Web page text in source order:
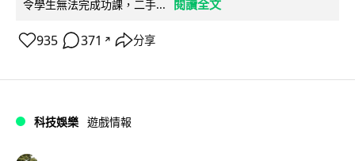
令學生無法完成功課，二手...
閱讀全文
935 371 ↗ 分享
科技娛樂 遊戲情報